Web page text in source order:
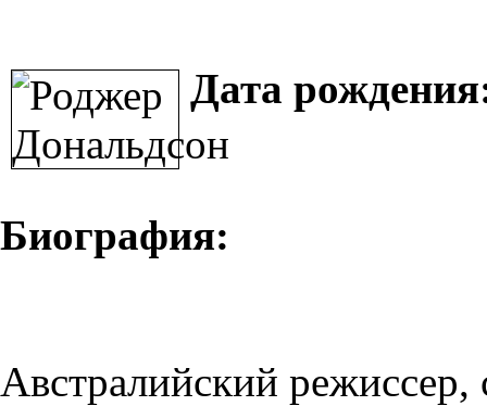
Дата
Биография:
Австралийский режиссер,